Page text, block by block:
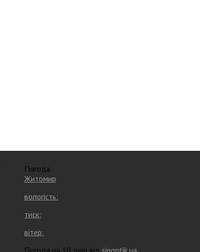
Погода
Житомир
вологість:
тиск:
вітер:
Погода на 10 днів від sinoptik.ua